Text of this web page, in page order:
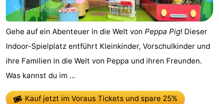
Route
-
Medizin
Gehe auf ein Abenteuer in die Welt von Peppa Pig! Dieser
Indoor-Spielplatz entführt Kleinkinder, Vorschulkinder und
ihre Familien in die Welt von Peppa und ihren Freunden.
Was kannst du im ...
Kauf jetzt im Voraus Tickets und spare 25%